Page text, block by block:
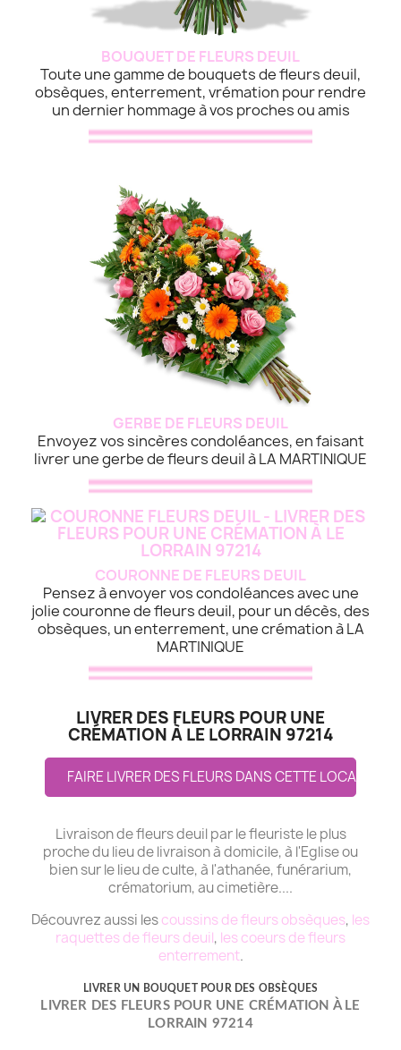
BOUQUET DE FLEURS DEUIL
Toute une gamme de bouquets de fleurs deuil,
obsèques, enterrement, vrémation pour rendre
un dernier hommage à vos proches ou amis
GERBE DE FLEURS DEUIL
Envoyez vos sincères condoléances, en faisant
livrer une gerbe de fleurs deuil à LA MARTINIQUE
COURONNE DE FLEURS DEUIL
Pensez à envoyer vos condoléances avec une
jolie couronne de fleurs deuil, pour un décès, des
obsèques, un enterrement, une crémation à LA
MARTINIQUE
LIVRER DES FLEURS POUR UNE
CRÉMATION À LE LORRAIN 97214
FAIRE LIVRER DES FLEURS DANS CETTE LOCALITE
Livraison de fleurs deuil par le fleuriste le plus
proche du lieu de livraison à domicile, à l'Eglise ou
bien sur le lieu de culte, à l'athanée, funérarium,
crématorium, au cimetière....
Découvrez aussi lescoussins de fleurs obsèques, les
raquettes de fleurs deuil, les coeurs de fleurs
enterrement.
LIVRER UN BOUQUET POUR DES OBSÈQUES
LIVRER DES FLEURS POUR UNE CRÉMATION À LE
LORRAIN 97214